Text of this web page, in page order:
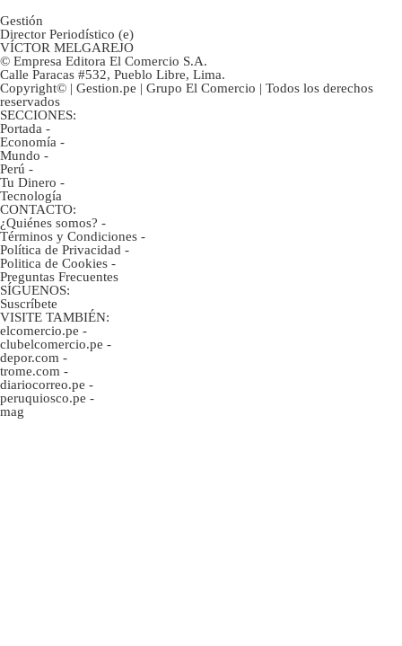
Gestión
Director Periodístico (e)
VÍCTOR MELGAREJO
© Empresa Editora El Comercio S.A.
Calle Paracas #532, Pueblo Libre, Lima.
Copyright© | Gestion.pe | Grupo El Comercio | Todos los derechos
reservados
SECCIONES:
Portada -
Economía -
Mundo -
Perú -
Tu Dinero -
Tecnología
CONTACTO:
¿Quiénes somos? -
Términos y Condiciones -
Política de Privacidad -
Politica de Cookies -
Preguntas Frecuentes
SÍGUENOS:
Suscríbete
VISITE TAMBIÉN:
elcomercio.pe -
clubelcomercio.pe -
depor.com -
trome.com -
diariocorreo.pe -
peruquiosco.pe -
mag